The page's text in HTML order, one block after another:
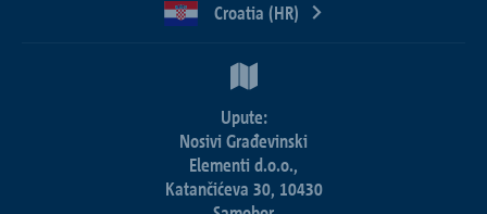
Croatia (HR)
Upute:
Nosivi Građevinski
Elementi d.o.o.,
Katančićeva 30, 10430